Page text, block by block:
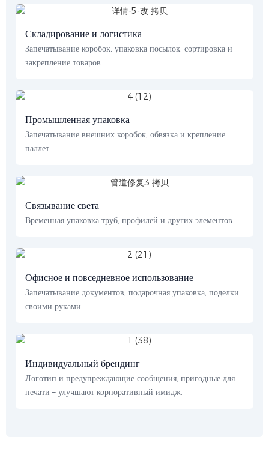
Складирование и логистика
Запечатывание коробок, упаковка посылок, сортировка и
закрепление товаров.
Промышленная упаковка
Запечатывание внешних коробок, обвязка и крепление
паллет.
Связывание света
Временная упаковка труб, профилей и других элементов.
Офисное и повседневное использование
Запечатывание документов, подарочная упаковка, поделки
своими руками.
Индивидуальный брендинг
Логотип и предупреждающие сообщения, пригодные для
печати – улучшают корпоративный имидж.